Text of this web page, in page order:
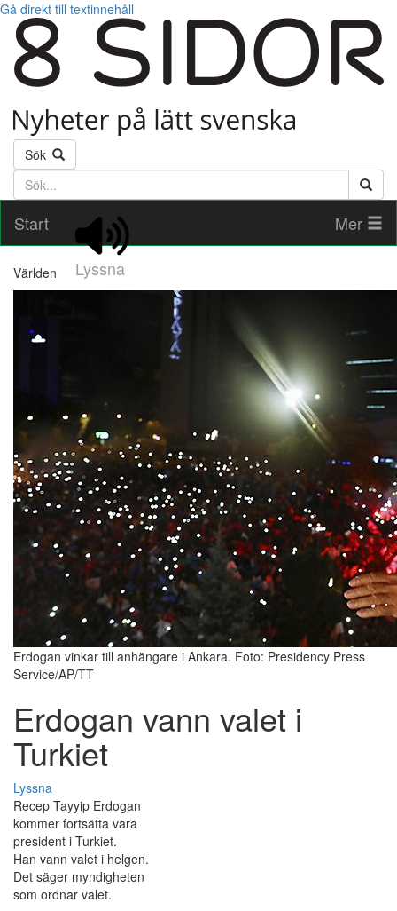
Gå direkt till textinnehåll
Sök
Söktext
Start
Lyssna
Mer
Världen
Erdogan vinkar till anhängare i Ankara. Foto: Presidency Press
Service/AP/TT
Erdogan vann valet i
Turkiet
Lyssna
Recep Tayyip Erdogan
kommer fortsätta vara
president i Turkiet.
Han vann valet i helgen.
Det säger myndigheten
som ordnar valet.